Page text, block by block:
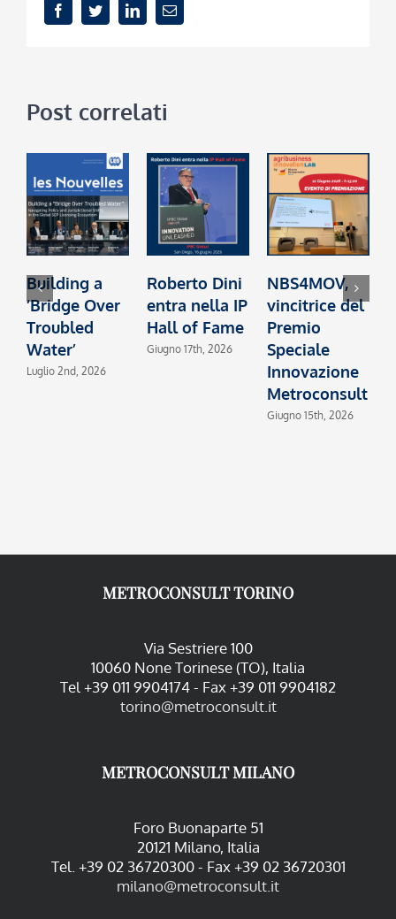
FacebookTwitterLinkedInEmail
Post correlati
Building a
‘Bridge Over
Troubled
Water’
Luglio 2nd, 2026
Roberto Dini
entra nella IP
Hall of Fame
Giugno 17th, 2026
NBS4MOV,
vincitrice del
Premio
Speciale
Innovazione
Metroconsult
Giugno 15th, 2026
METROCONSULT TORINO
Via Sestriere 100
10060 None Torinese (TO), Italia
Tel +39 011 9904174 - Fax +39 011 9904182
torino@metroconsult.it
METROCONSULT MILANO
Foro Buonaparte 51
20121 Milano, Italia
Tel. +39 02 36720300 - Fax +39 02 36720301
milano@metroconsult.it